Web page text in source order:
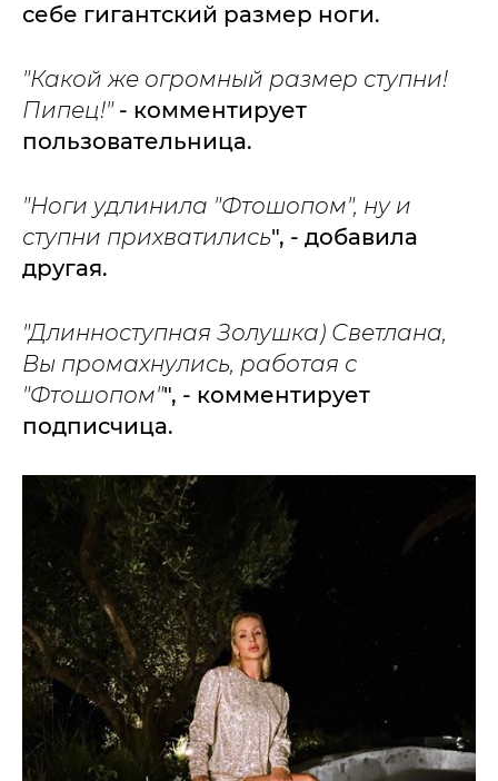
себе гигантский размер ноги.
"Какой же огромный размер ступни!
Пипец!"- комментирует
пользовательница.
"Ноги удлинила "Фтошопом", ну и
ступни прихватились", - добавила
другая.
"Длинноступная Золушка) Светлана,
Вы промахнулись, работая с
"Фтошопом"", - комментирует
подписчица.